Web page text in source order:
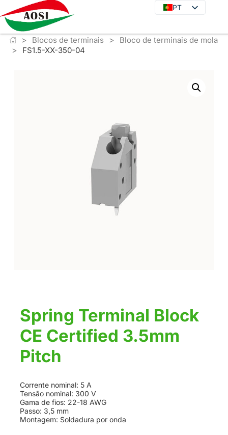
PT
PT
DE
> Blocos de terminais > Bloco de terminais de mola
> FS1.5-XX-350-04
Spring Terminal Block
CE Certified 3.5mm
Pitch
Corrente nominal: 5 A
Tensão nominal: 300 V
Gama de fios: 22-18 AWG
Passo: 3,5 mm
Montagem: Soldadura por onda